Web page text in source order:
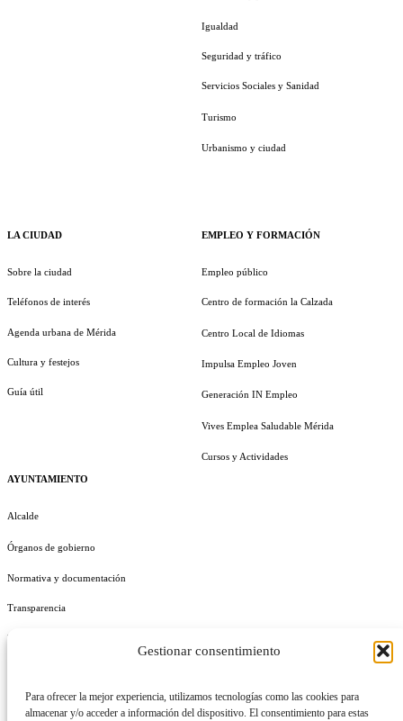
Gestionar consentimiento
Para ofrecer la mejor experiencia, utilizamos tecnologías como las cookies para
almacenar y/o acceder a información del dispositivo. El consentimiento para estas
LA CIUDAD
Sobre la ciudad
Teléfonos de interés
Agenda urbana de Mérida
Cultura y festejos
Guía útil
AYUNTAMIENTO
Alcalde
Órganos de gobierno
Normativa y documentación
Transparencia
Perfil del contratante
Identidad Corporativa
Igualdad
Seguridad y tráfico
Servicios Sociales y Sanidad
Turismo
Urbanismo y ciudad
EMPLEO Y FORMACIÓN
Empleo público
Centro de formación la Calzada
Centro Local de Idiomas
Impulsa Empleo Joven
Generación IN Empleo
Vives Emplea Saludable Mérida
Cursos y Actividades